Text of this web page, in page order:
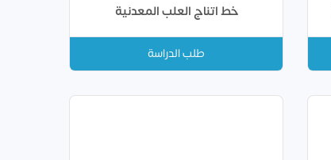
خط اتناج العلب المعدنية
طلب الدراسة